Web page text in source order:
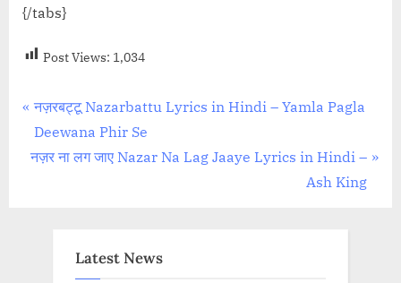
{/tabs}
Post Views: 1,034
Post
navigation
P
r
e
नज़रबट्टू Nazarbattu Lyrics in Hindi – Yamla Pagla
Deewana Phir Se
N
नज़र ना लग जाए Nazar Na Lag Jaaye Lyrics in Hindi –
Ash King
Latest News